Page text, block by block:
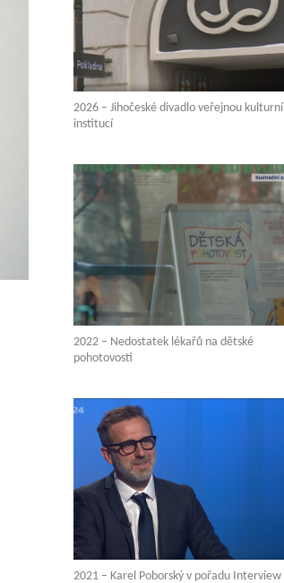
2026 – Jihočeské divadlo veřejnou kulturní
institucí
2022 – Nedostatek lékařů na dětské
pohotovosti
2021 – Karel Poborský v pořadu Interview